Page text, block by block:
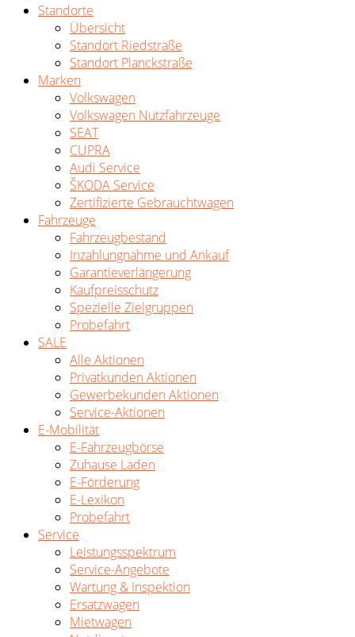
Standorte
Übersicht
Standort Riedstraße
Standort Planckstraße
Marken
Volkswagen
Volkswagen Nutzfahrzeuge
SEAT
CUPRA
Audi Service
ŠKODA Service
Zertifizierte Gebrauchtwagen
Fahrzeuge
Fahrzeugbestand
Inzahlungnahme und Ankauf
Garantieverlängerung
Kaufpreisschutz
Spezielle Zielgruppen
Probefahrt
SALE
Alle Aktionen
Privatkunden Aktionen
Gewerbekunden Aktionen
Service-Aktionen
E-Mobilität
E-Fahrzeugbörse
Zuhause Laden
E-Förderung
E-Lexikon
Probefahrt
Service
Leistungsspektrum
Service-Angebote
Wartung & Inspektion
Ersatzwagen
Mietwagen